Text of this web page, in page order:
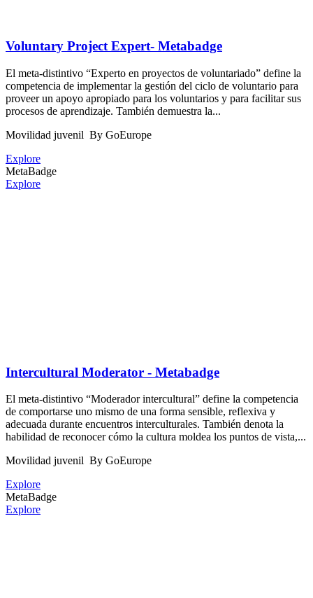
Voluntary Project Expert- Metabadge
El meta-distintivo “Experto en proyectos de voluntariado” define la
competencia de implementar la gestión del ciclo de voluntario para
proveer un apoyo apropiado para los voluntarios y para facilitar sus
procesos de aprendizaje. También demuestra la...
Movilidad juvenil By GoEurope
Explore
MetaBadge
Explore
Intercultural Moderator - Metabadge
El meta-distintivo “Moderador intercultural” define la competencia
de comportarse uno mismo de una forma sensible, reflexiva y
adecuada durante encuentros interculturales. También denota la
habilidad de reconocer cómo la cultura moldea los puntos de vista,...
Movilidad juvenil By GoEurope
Explore
MetaBadge
Explore